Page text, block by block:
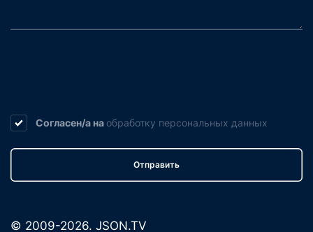
Согласен/а на обработку персональных данных
Отправить
© 2009-2026. JSON.TV